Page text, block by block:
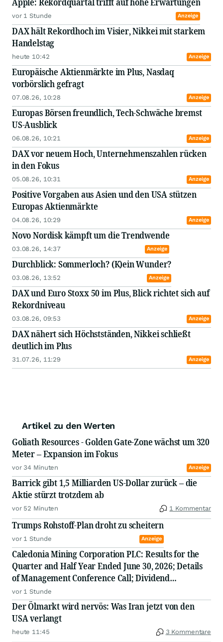
vor 1 Stunde Anzeige
DAX hält Rekordhoch im Visier, Nikkei mit starkem
Handelstag
heute 10:42 Anzeige
Europäische Aktienmärkte im Plus, Nasdaq
vorbörslich gefragt
07.08.26, 10:28 Anzeige
Europas Börsen freundlich, Tech-Schwäche bremst
US-Ausblick
06.08.26, 10:21 Anzeige
DAX vor neuem Hoch, Unternehmenszahlen rücken
in den Fokus
05.08.26, 10:31 Anzeige
Positive Vorgaben aus Asien und den USA stützen
Europas Aktienmärkte
04.08.26, 10:29 Anzeige
Novo Nordisk kämpft um die Trendwende
03.08.26, 14:37 Anzeige
Durchblick: Sommerloch? (K)ein Wunder?
03.08.26, 13:52 Anzeige
DAX und Euro Stoxx 50 im Plus, Blick richtet sich auf
Rekordniveau
03.08.26, 09:53 Anzeige
DAX nähert sich Höchstständen, Nikkei schließt
deutlich im Plus
31.07.26, 11:29 Anzeige
Artikel zu den Werten
Goliath Resources - Golden Gate-Zone wächst um 320
Meter – Expansion im Fokus
vor 34 Minuten Anzeige
Barrick gibt 1,5 Milliarden US-Dollar zurück – die
Aktie stürzt trotzdem ab
vor 52 Minuten 1 Kommentar
Trumps Rohstoff-Plan droht zu scheitern
vor 1 Stunde Anzeige
Caledonia Mining Corporation PLC: Results for the
Quarter and Half Year Ended June 30, 2026; Details
of Management Conference Call; Dividend
Declaration
vor 1 Stunde
Der Ölmarkt wird nervös: Was Iran jetzt von den
USA verlangt
heute 11:45 3 Kommentare